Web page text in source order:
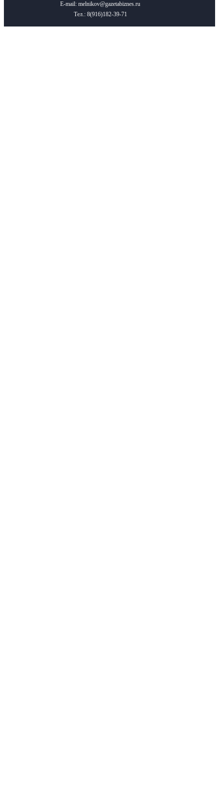
E-mail: melnikov@gazetabiznes.ru
Тел.: 8(916)182-39-71